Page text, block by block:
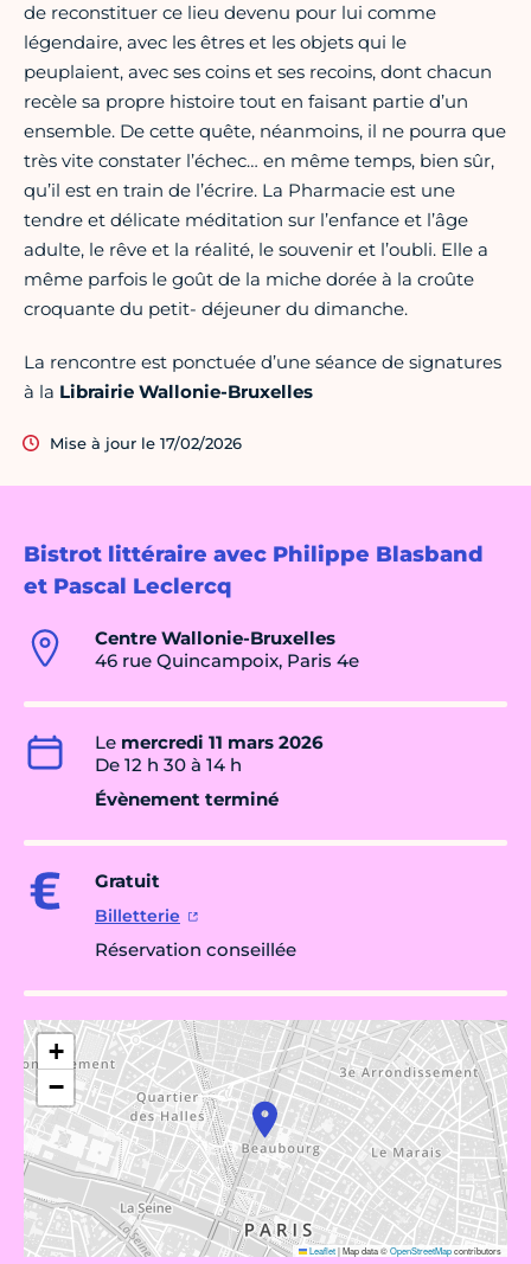
Bistrot littéraire avec Philippe Blasband
et Pascal Leclercq
Centre Wallonie-Bruxelles
46 rue Quincampoix, Paris 4e
Le mercredi 11 mars 2026
De 12 h 30 à 14 h
Évènement terminé
Gratuit
Billetterie
Réservation conseillée
+
−
Leaflet|Map data ©OpenStreetMapcontributors
de reconstituer ce lieu devenu pour lui comme
légendaire, avec les êtres et les objets qui le
peuplaient, avec ses coins et ses recoins, dont chacun
recèle sa propre histoire tout en faisant partie d’un
ensemble. De cette quête, néanmoins, il ne pourra que
très vite constater l’échec… en même temps, bien sûr,
qu’il est en train de l’écrire. La Pharmacie est une
tendre et délicate méditation sur l’enfance et l’âge
adulte, le rêve et la réalité, le souvenir et l’oubli. Elle a
même parfois le goût de la miche dorée à la croûte
croquante du petit- déjeuner du dimanche.
La rencontre est ponctuée d’une séance de signatures
à la Librairie Wallonie-Bruxelles
Mise à jour le 17/02/2026